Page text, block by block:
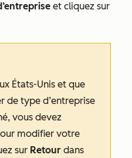
et cliquez sur
États-Unis et que
de type d’entreprise
vous devez
modifier votre
sur Retour dans